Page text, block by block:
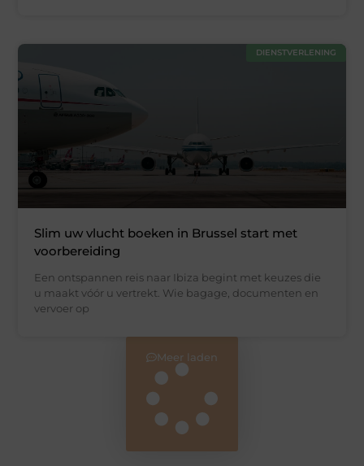
DIENSTVERLENING
Slim uw vlucht boeken in Brussel start met
voorbereiding
Een ontspannen reis naar Ibiza begint met keuzes die
u maakt vóór u vertrekt. Wie bagage, documenten en
vervoer op
Meer laden